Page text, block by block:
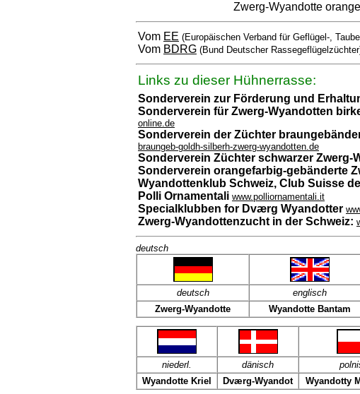
Zwerg-Wyandotte
Vom EE (Europäischen Verband für Geflügel-,
Vom BDRG (Bund Deutscher
Links zu dieser Hühnerrasse:
Sonderverein zur Förderung und
Sonderverein für Zwerg-Wyandotten
online.de
Sonderverein der Züchter
braungeb-goldh-silberh-zwerg-wyandotten.de
Sonderverein Züchter schwarzer Zwerg-
Sonderverein orangefarbig-gebänderte
Wyandottenklub Schweiz, Club Suisse
Polli Ornamentali www.polliornamentali.it
Specialklubben for Dværg Wyandotter
Zwerg-Wyandottenzucht in der Schweiz:
deutsch
deutsch englisch
Zwerg-Wyandotte
Wyandotte Bantam
niederl. dänisch
Wyandotte Kriel
Dværg-Wyandot Wyandotty